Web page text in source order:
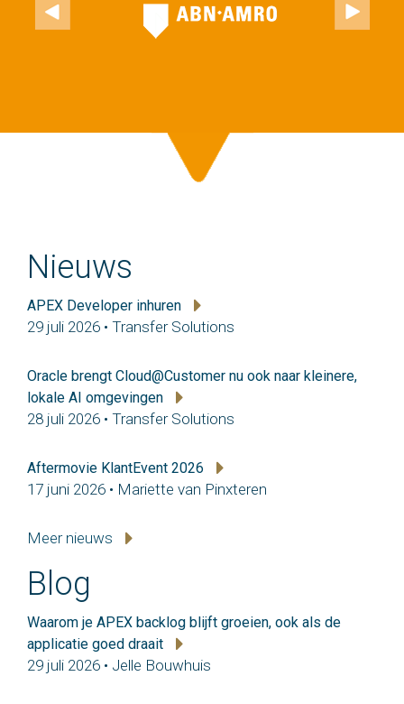
Nieuws
APEX Developer inhuren
29 juli 2026 • Transfer Solutions
Oracle brengt Cloud@Customer nu ook naar kleinere,
lokale AI omgevingen
28 juli 2026 • Transfer Solutions
Aftermovie KlantEvent 2026
17 juni 2026 • Mariette van Pinxteren
Meer nieuws
Blog
Waarom je APEX backlog blijft groeien, ook als de
applicatie goed draait
29 juli 2026 • Jelle Bouwhuis